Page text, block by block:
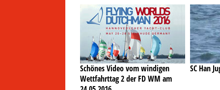
Schönes Video vom windigen
Wettfahrttag 2 der FD WM am
SC Han